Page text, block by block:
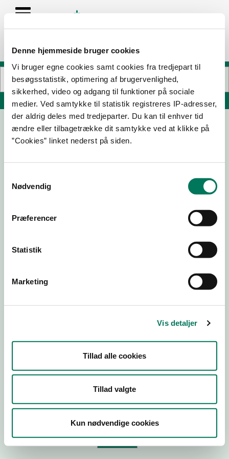
Denne hjemmeside bruger cookies
Vi bruger egne cookies samt cookies fra tredjepart til
besøgsstatistik, optimering af brugervenlighed,
sikkerhed, video og adgang til funktioner på sociale
medier. Ved samtykke til statistik registreres IP-adresser,
der aldrig deles med tredjeparter. Du kan til enhver tid
ændre eller tilbagetrække dit samtykke ved at klikke på
”Cookies” linket nederst på siden.
Nødvendig
Præferencer
Statistik
Marketing
Vis detaljer
Tillad alle cookies
Tillad valgte
Kun nødvendige cookies
Søg på adresse, postnummer, by, firmanavn
Virksomhedstype
ID-nummer
P-nr
Tilføj smiley til dit website
Kopier link til at indsætte på virksomhedens hjemmeside